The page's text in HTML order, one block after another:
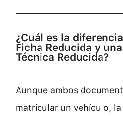
¿Cuál es la
Ficha Reducida y
Técnica Reducida?
Aunque ambos
matricular un vehículo,